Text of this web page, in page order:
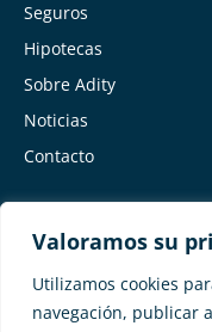
Valoramos su
Utilizamos cookies
navegación, publicar
Seguros
Hipotecas
Sobre Adity
Noticias
Contacto